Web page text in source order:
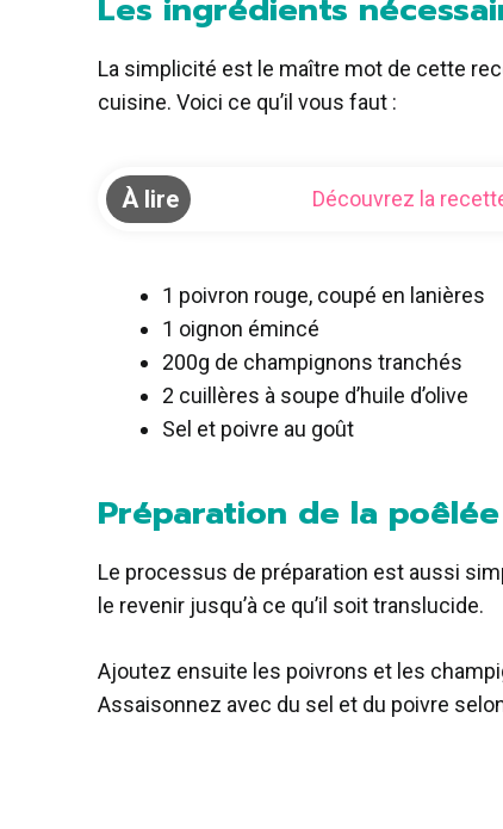
La simplicité est le maître mot de cette
cuisine. Voici ce qu’il vous faut :
À lire Découvrez la
1 poivron rouge, coupé en lanières
1 oignon émincé
200g de champignons tranchés
2 cuillères à soupe d’huile d’olive
Sel et poivre au goût
Préparation de la poêlée
Le processus de préparation est aussi
le revenir jusqu’à ce qu’il soit translucide.
Ajoutez ensuite les poivrons et les
Assaisonnez avec du sel et du poivre